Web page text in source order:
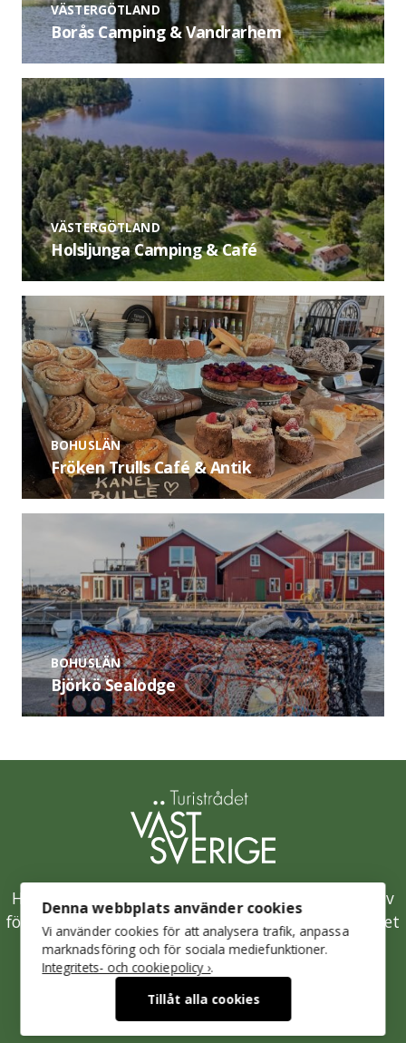
VÄSTERGÖTLAND
Borås Camping & Vandrarhem
VÄSTERGÖTLAND
Holsljunga Camping & Café
BOHUSLÄN
Fröken Trulls Café & Antik
BOHUSLÄN
Björkö Sealodge
Hållbarhetsklivet är Västsveriges samlade initiativ
för en hållbar besöksnäring och drivs av Turistrådet
Västsverige.
Mer om Turistrådet Västsverige
Integritetspolicy
Denna webbplats använder cookies
Vi använder cookies för att analysera trafik, anpassa
marknadsföring och för sociala mediefunktioner.
Integritets- och cookiepolicy ›.
Tillåt alla cookies